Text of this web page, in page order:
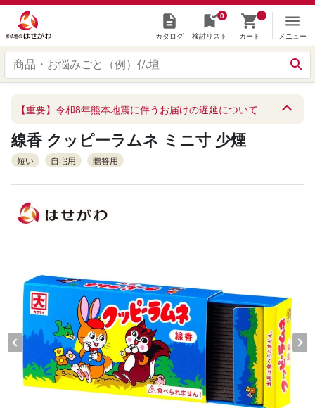
カタログ
0
検討リスト カート メニュー
【重要】令和8年熊本地震に伴うお届けの遅延について
線香 クッピーラムネ ミニ寸 少煙
短い 自宅用 贈答用